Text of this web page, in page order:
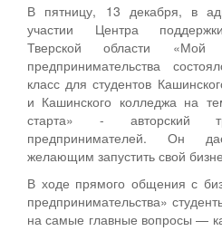
В пятницу, 13 декабря, в
участии Центра
Тверской области
предпринимательства
класс для студентов
и Кашинского колледжа на
старта» - авторский
предпринимателей. Он
желающим запустить свой
В ходе прямого общения с
предпринимательства»
на самые главные вопросы —